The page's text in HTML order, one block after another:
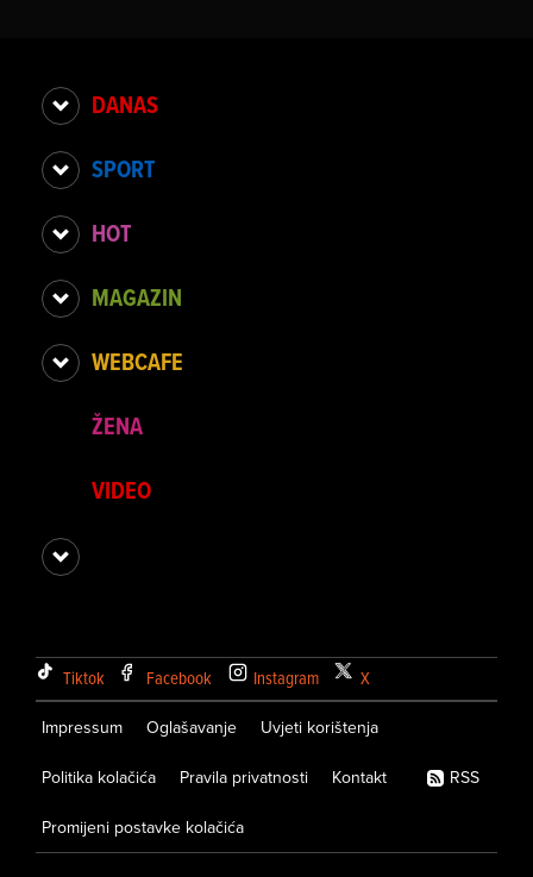
DANAS
SPORT
HOT
MAGAZIN
WEBCAFE
ŽENA
VIDEO
Tiktok Facebook Instagram X
Impressum Oglašavanje Uvjeti korištenja
Politika kolačića Pravila privatnosti Kontakt
Promijeni postavke kolačića
RSS